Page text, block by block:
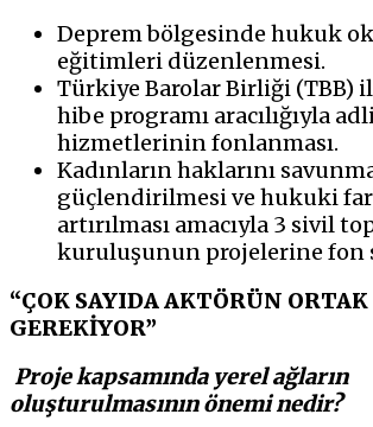
Deprem bölgesinde hukuk
eğitimleri düzenlenmesi.
Türkiye Barolar Birliği (TBB)
hibe programı aracılığıyla
hizmetlerinin fonlanması.
Kadınların haklarını
güçlendirilmesi ve hukuki
artırılması amacıyla 3 sivil
kuruluşunun projelerine fon
“ÇOK SAYIDA AKTÖRÜN ORTAK
GEREKİYOR”
Proje kapsamında yerel ağların
oluşturulmasının önemi nedir?